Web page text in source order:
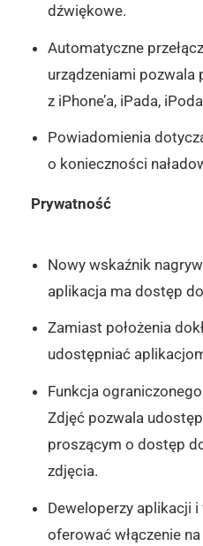
dźwiękowe.
Automatyczne
urządzeniami pozwala
z iPhone’a, iPada,
Powiadomienia
o konieczności
Prywatność
Nowy wskaźnik
aplikacja ma dostęp
Zamiast położenia
udostępniać
Funkcja
Zdjęć pozwala
proszącym o dostęp
zdjęcia.
Deweloperzy aplikacji
oferować włączenie